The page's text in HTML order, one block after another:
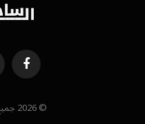
فيسبوك
© 2026 جميع الحقوق محفوظة.